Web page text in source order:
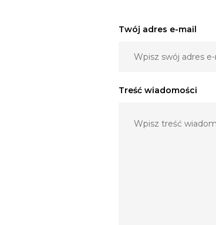
Twój adres e-mail
Treść wiadomości